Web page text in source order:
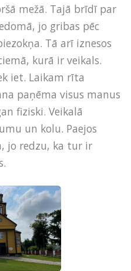
mežā. Tajā brīdī par
jo gribas pēc
Tā arī iznesos
kurā ir veikals.
iet. Laikam rīta
paņēma visus manus
fiziski. Veikalā
un kolu. Paejos
jo redzu, ka tur ir